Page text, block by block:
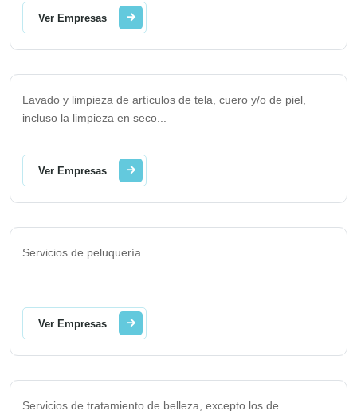
Ver Empresas
Lavado y limpieza de artículos de tela, cuero y/o de piel,
incluso la limpieza en seco
Ver Empresas
Servicios de peluquería
Ver Empresas
Servicios de tratamiento de belleza, excepto los de